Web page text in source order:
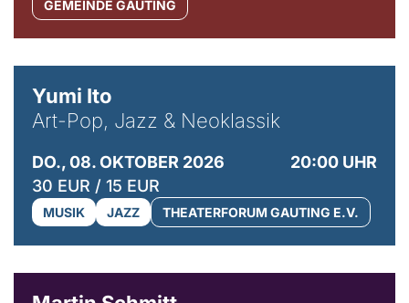
GEMEINDE GAUTING
Yumi Ito
Art-Pop, Jazz & Neoklassik
DO., 08. OKTOBER 2026
20:00 UHR
30 EUR / 15 EUR
MUSIK JAZZ THEATERFORUM GAUTING E.V.